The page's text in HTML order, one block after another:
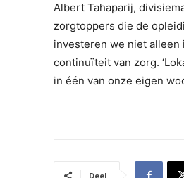
Albert Tahaparij,
zorgtoppers die de
investeren we niet alleen
continuïteit van zorg.
in één van onze eigen
Deel